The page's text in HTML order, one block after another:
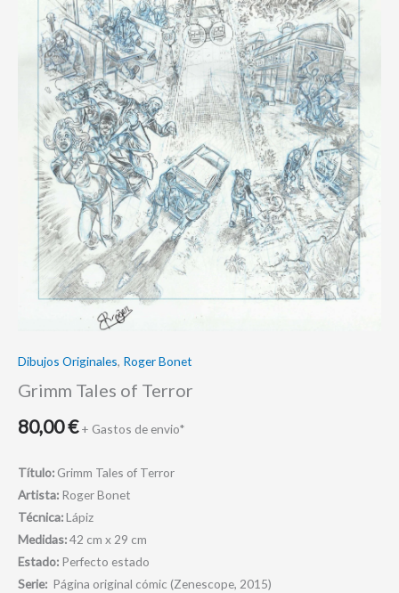
Dibujos Originales, Roger Bonet
Grimm Tales of Terror
80,00€ + Gastos de envio*
Título: Grimm Tales of Terror
Artista: Roger Bonet
Técnica:Lápiz
Medidas:42 cm x 29 cm
Estado: Perfecto estado
Serie: Página original cómic (Zenescope, 2015)